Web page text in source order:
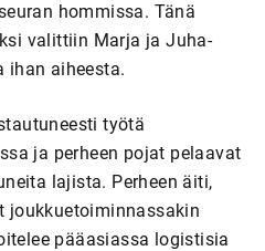
hommissa. Tänä
valittiin Marja ja Juha-
ihan aiheesta.
työtä
ja perheen pojat pelaavat
lajista. Perheen äiti,
joukkuetoiminnassakin
pääasiassa logistisia